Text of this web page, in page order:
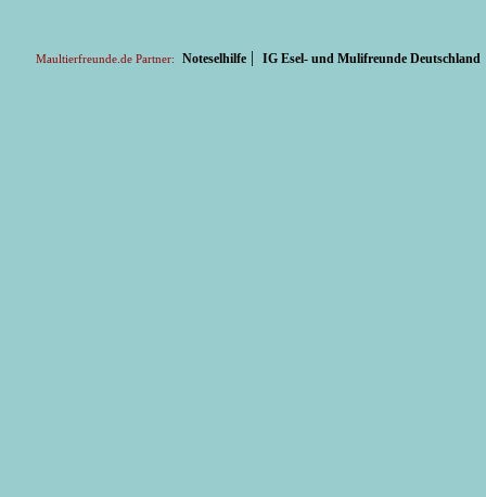
Maultierfreunde.de Partner: Noteselhilfe | IG Esel- und Mulifreunde Deutschland